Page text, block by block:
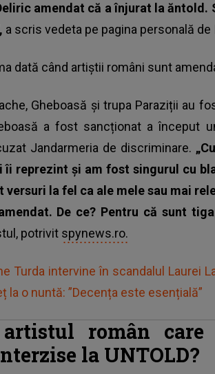
amendat că a înjurat la
a scris vedeta pe pagina personală de
dată când artiștii români sunt
Gheboasă și trupa Paraziții au
a fost sancționat a început
Jandarmeria de discriminare.
îi reprezint și am fost singurul cu
versuri la fel ca ale mele sau mai
De ce? Pentru că sunt
potrivit spynews.ro.
Turda intervine în scandalul Laurei
la o nuntă: ”Decența este esențială”
artistul român
la UNTOLD?